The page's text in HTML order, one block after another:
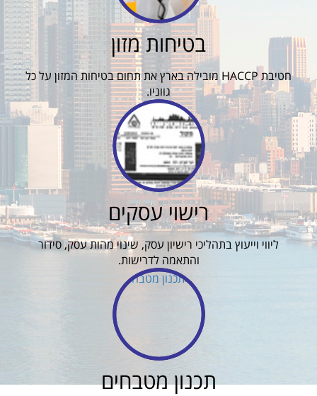
בטיחות מזון
חטיבת HACCP מובילה בארץ את תחום בטיחות המזון על כל
גווניו.
רישוי עסקים
ליווי וייעוץ בתהליכי רישיון עסק, שינוי מהות עסק, סידור
והתאמה לדרישות.
תכנון מטבחים